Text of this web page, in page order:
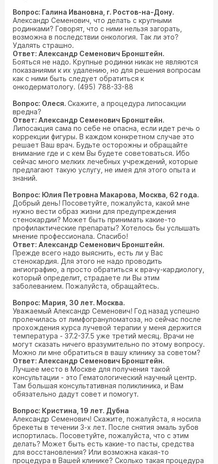
Вопрос: Галина Ивановна, г. Ростов-на-Дону.
Александр Семенович, что делать с крупными
родинками? Говорят, что с ними нельзя загорать,
возможна в последствии онкология. Так ли это?
Удалять страшно.
Ответ: Александр Семенович Бронштейн.
Бояться не надо. Крупные родинки никак не являются
показаниями к их удалению, но для решения вопросам
как с ними быть следует обратиться к
онкодерматологу. (495) 788-33-88
Вопрос: Олеся. Скажите, а процедура липосакции
вредна?
Ответ: Александр Семенович Бронштейн.
Липосакция сама по себе не опасна, если идет речь о
коррекции фигуры. В каждом конкретном случае это
решает Ваш врач. Будьте осторожны и обращайте
внимание где и с кем Вы будете советоваться. Ибо
сейчас много мелких лечебных учреждений, которые
предлагают такую услугу, не имея для этого опыта и
знаний.
Вопрос: Юлия Петровна Макарова, Москва, 62 года.
Добрый день! Посоветуйте, пожалуйста, какой мне
нужно вести образ жизни для предупреждения
стенокардии? Может быть принимать какие-то
профилактические препараты? Хотелось бы услышать
мнение профессионала. Спасибо!
Ответ: Александр Семенович Бронштейн.
Прежде всего надо выяснить, есть ли у Вас
стенокардия. Для этого не надо проводить
ангиографию, а просто обратиться к врачу-кардиологу,
который определит, страдаете ли Вы этим
заболеванием. Пожалуйста, обращайтесь.
Вопрос: Мария, 30 лет. Москва.
Уважаемый Александр Семенович! Год назад успешно
пролечилась от лимфогрануломатоза, но сейчас после
прохождения курса лучевой терапии у меня держится
температура - 37.2-37.5 уже третий месяц. Врачи не
могут сказать ничего вразумительно по этому вопросу.
Можно ли мне обратиться в вашу клинику за советом?
Ответ: Александр Семенович Бронштейн.
Лучшее место в Москве для получения такой
консультации - это Гематологический научный центр.
Там большая консультативная поликлиника, и Вам
обязательно дадут совет и помогут.
Вопрос: Кристина, 19 лет. Дубна
Александр Семенович! Скажите, пожалуйста, я носила
брекеты в течении 3-х лет. После снятия эмаль зубов
испортилась. Посоветуйте, пожалуйста, что с этим
делать? Может быть есть какие-то пасты, средства
для восстановления? Или возможна какая-то
процедура в Вашей клинике? Сколько такая процедура